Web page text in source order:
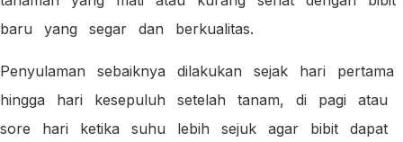
baru yang segar dan berkualitas.
Penyulaman sebaiknya dilakukan sejak hari pertama
hingga hari kesepuluh setelah tanam, di pagi atau
sore hari ketika suhu lebih sejuk agar bibit dapat